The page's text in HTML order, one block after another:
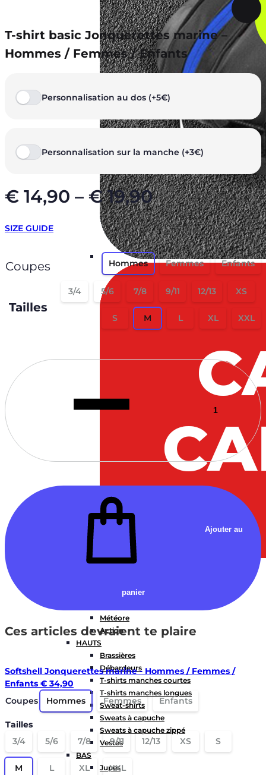
Fitness
Météore
Action
HAUTS
Brassières
Débardeurs
T-shirts manches courtes
T-shirts manches longues
Sweat-shirts
Sweats à capuche
Sweats à capuche zippé
Vestes
BAS
Jupes
T-shirt basic Jonquerettes marine –
Hommes / Femmes / Enfants
Personnalisation au dos (+5€)
Personnalisation sur la manche (+3€)
€ 14,90 – €19,90
SIZE GUIDE
Coupes Hommes Femmes Enfants
Tailles
3/4 5/6 7/8 9/11 12/13 XS
S M L XL XXL
Quantité
Ajouter au
panier
Ces articles devraient te plaire
Softshell Jonquerettes marine - Hommes / Femmes /
Enfants € 34,90
Coupes
Hommes Femmes Enfants
Tailles
3/4
5/6 7/8 9/11 12/13 XS S
M L XL XXL